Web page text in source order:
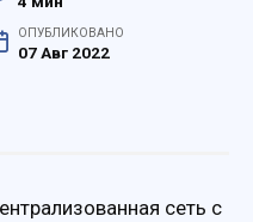
ОПУБЛИКОВАНО
07 Авг 2022
сеть с